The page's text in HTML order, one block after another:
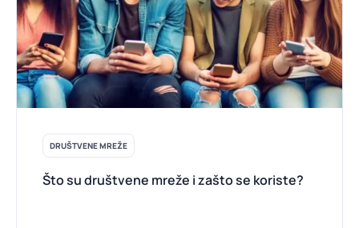
DRUŠTVENE MREŽE
Što su društvene mreže i zašto se koriste?